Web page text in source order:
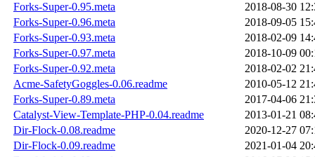
Forks-Super-0.95.meta
2018-08-30
Forks-Super-0.96.meta
2018-09-05
Forks-Super-0.93.meta
2018-02-09
Forks-Super-0.97.meta
2018-10-09
Forks-Super-0.92.meta
2018-02-02
Acme-SafetyGoggles-0.06.readme
2010-05-12
Forks-Super-0.89.meta
2017-04-06
Catalyst-View-Template-PHP-0.04.readme
2013-01-21
Dir-Flock-0.08.readme
2020-12-27
Dir-Flock-0.09.readme
2021-01-04